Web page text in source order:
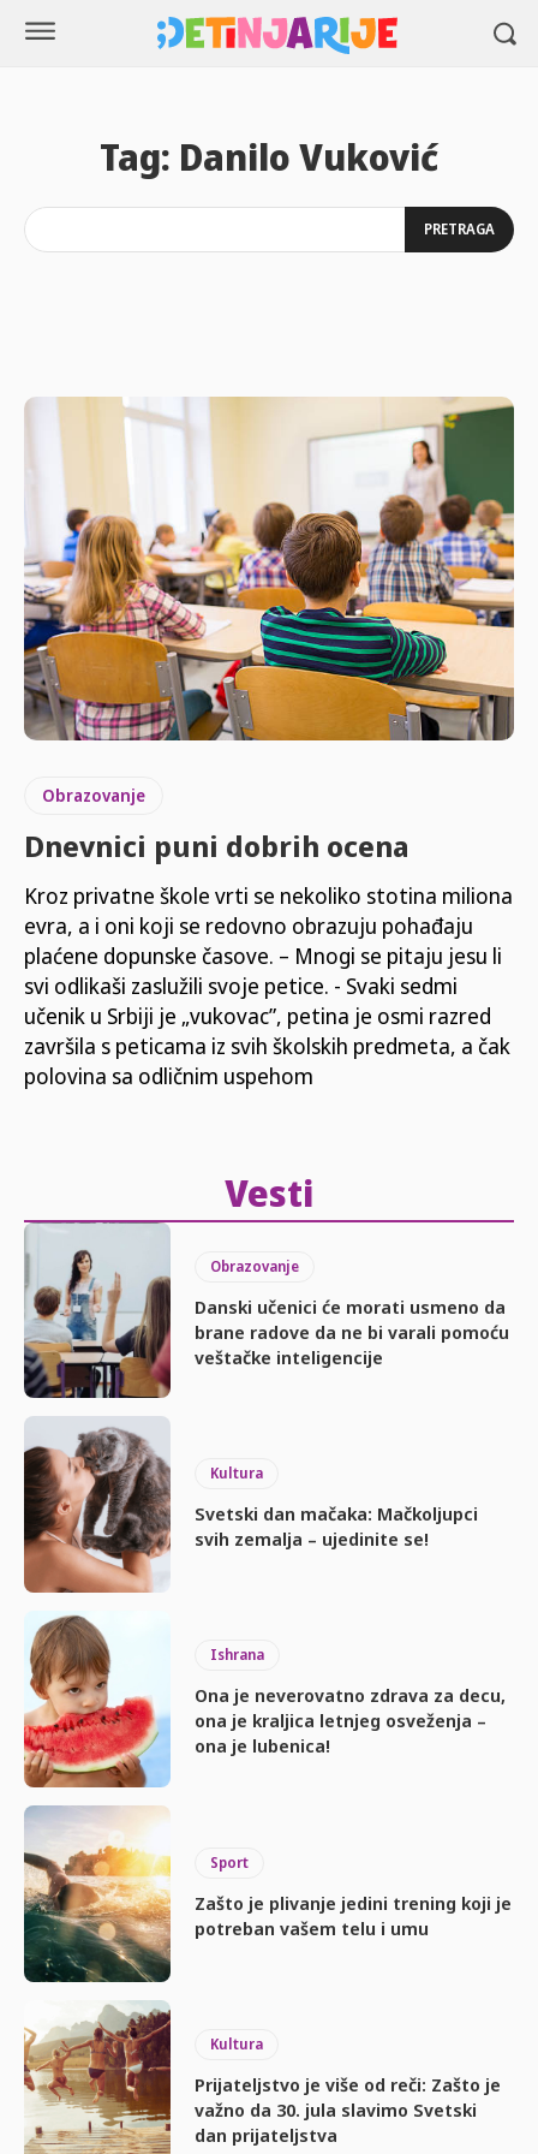
Tag: Danilo Vuković
PRETRAGA
Obrazovanje
Dnevnici puni dobrih ocena
Kroz privatne škole vrti se nekoliko stotina miliona
evra, a i oni koji se redovno obrazuju pohađaju
plaćene dopunske časove. – Mnogi se pitaju jesu li
svi odlikaši zaslužili svoje petice. - Svaki sedmi
učenik u Srbiji je „vukovac”, petina je osmi razred
završila s peticama iz svih školskih predmeta, a čak
polovina sa odličnim uspehom
Vesti
Obrazovanje
Danski učenici će morati usmeno da
brane radove da ne bi varali pomoću
veštačke inteligencije
Kultura
Svetski dan mačaka: Mačkoljupci
svih zemalja – ujedinite se!
Ishrana
Ona je neverovatno zdrava za decu,
ona je kraljica letnjeg osveženja –
ona je lubenica!
Sport
Zašto je plivanje jedini trening koji je
potreban vašem telu i umu
Kultura
Prijateljstvo je više od reči: Zašto je
važno da 30. jula slavimo Svetski
dan prijateljstva